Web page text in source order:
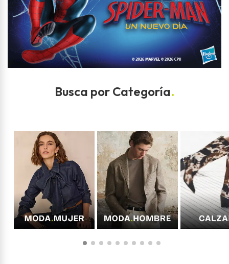
Busca por Categoría.